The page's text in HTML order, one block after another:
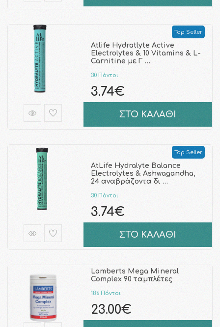
Top Seller
Atlife Hydratlyte Active
Electrolytes & 10 Vitamins & L-
Carnitine με Γ …
30 Πόντοι
3.74€
ΣΤΟ ΚΑΛΑΘΙ
Top Seller
AtLife Hydralyte Balance
Electrolytes & Ashwagandha,
24 αναβράζοντα δι …
30 Πόντοι
3.74€
ΣΤΟ ΚΑΛΑΘΙ
Lamberts Mega Mineral
Complex 90 ταμπλέτες
186 Πόντοι
23.00€